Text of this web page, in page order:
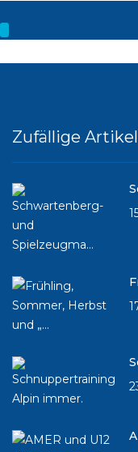
Zufällige Artikel